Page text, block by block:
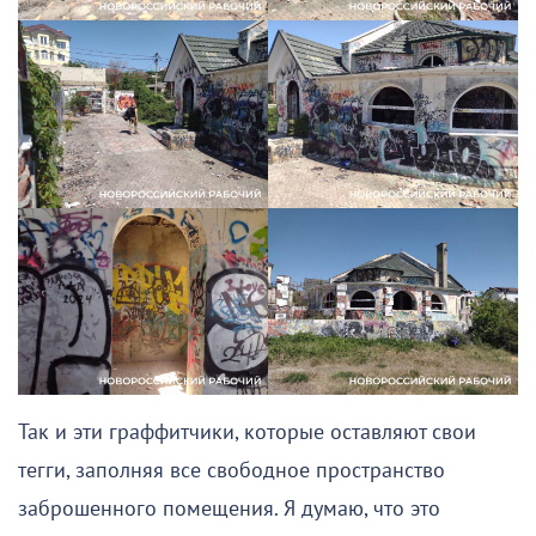
Так и эти граффитчики, которые оставляют свои
тегги, заполняя все свободное пространство
заброшенного помещения. Я думаю, что это